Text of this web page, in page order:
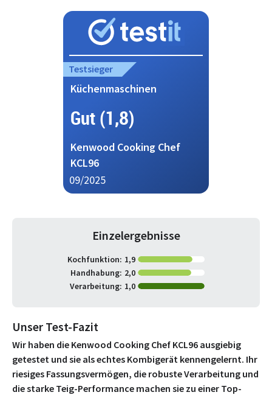
Testsieger
Küchenmaschinen
Gut (1,8)
Kenwood Cooking Chef
KCL96
09/2025
Einzelergebnisse
Kochfunktion: 1,9
Handhabung: 2,0
Verarbeitung: 1,0
Unser Test-Fazit
Wir haben die Kenwood Cooking Chef KCL96 ausgiebig
getestet und sie als echtes Kombigerät kennengelernt. Ihr
riesiges Fassungsvermögen, die robuste Verarbeitung und
die starke Teig-Performance machen sie zu einer Top-